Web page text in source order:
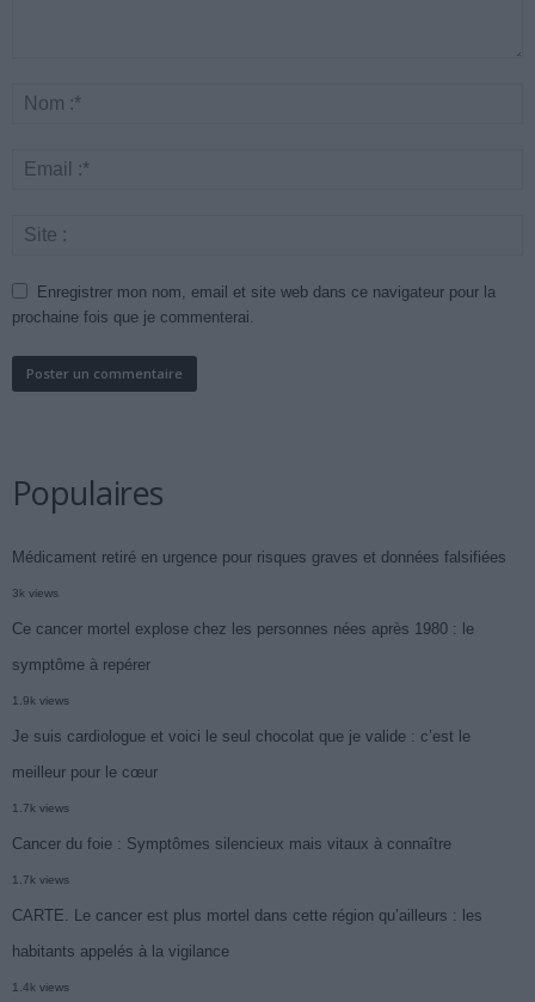
Enregistrer mon nom, email et site web dans ce navigateur pour la
prochaine fois que je commenterai.
Populaires
Médicament retiré en urgence pour risques graves et données falsifiées
3k views
Ce cancer mortel explose chez les personnes nées après 1980 : le
symptôme à repérer
1.9k views
Je suis cardiologue et voici le seul chocolat que je valide : c’est le
meilleur pour le cœur
1.7k views
Cancer du foie : Symptômes silencieux mais vitaux à connaître
1.7k views
CARTE. Le cancer est plus mortel dans cette région qu’ailleurs : les
habitants appelés à la vigilance
1.4k views